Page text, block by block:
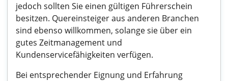
jedoch sollten Sie einen gültigen Führerschein
besitzen. Quereinsteiger aus anderen Branchen
sind ebenso willkommen, solange sie über ein
gutes Zeitmanagement und
Kundenservicefähigkeiten verfügen.
Bei entsprechender Eignung und Erfahrung